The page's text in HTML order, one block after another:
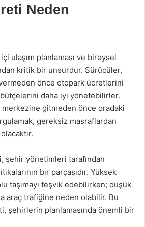
Neden
ulaşım planlaması ve bireysel
kritik bir unsurdur. Sürücüler,
önce otopark ücretlerini
daha iyi yönetebilirler.
merkezine gitmeden önce oradaki
gereksiz masraflardan
şehir yönetimleri tarafından
bir parçasıdır. Yüksek
taşımayı teşvik edebilirken; düşük
araç trafiğine neden olabilir. Bu
şehirlerin planlamasında önemli bir